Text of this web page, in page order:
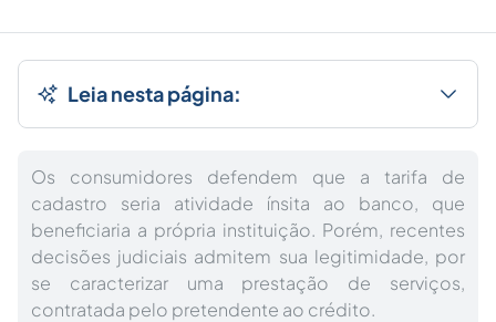
Leia nesta página:
Os consumidores defendem que a tarifa de
cadastro seria atividade ínsita ao banco, que
beneficiaria a própria instituição. Porém, recentes
decisões judiciais admitem sua legitimidade, por
se caracterizar uma prestação de serviços,
contratada pelo pretendente ao crédito.